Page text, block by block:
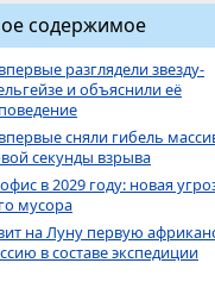
содержимое
разглядели звезду-
и объяснили её
сняли гибель
секунды взрыва
в 2029 году: новая
мусора
на Луну первую
в составе экспедиции